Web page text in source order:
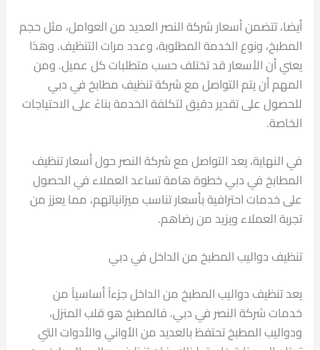
أيضا، تتضمن أسعار شركة النصر العديد من العوامل، مثل حجم
المطبخ، ونوع الخدمة المطلوبة، وعدد مرات التنظيف. وهذا
يعني أن الأسعار قد تختلف حسب متطلبات كل عميل. ومن
المهم أن يتم التواصل مع شركة تنظيف مطابخ في دبي
للحصول على تقدير دقيق لتكلفة الخدمة بناءً على الاحتياجات
الخاصة.
في النهاية، يعد التواصل مع شركة النصر حول أسعار تنظيف
المطابخ في دبي خطوة هامة تساعد العملاء في الحصول
على خدمات احترافية بأسعار تناسب ميزانياتهم، مما يعزز من
تجربة العملاء ويزيد من رضاهم.
تنظيف دواليب المطبخ من الداخل في دبي
يعد تنظيف دواليب المطبخ من الداخل جزءاً أساسياً من
خدمات شركة النصر في دبي. فالمطبخ هو قلب المنزل،
ودواليب المطبخ تحتفظ بالعديد من الأواني والأدوات التي